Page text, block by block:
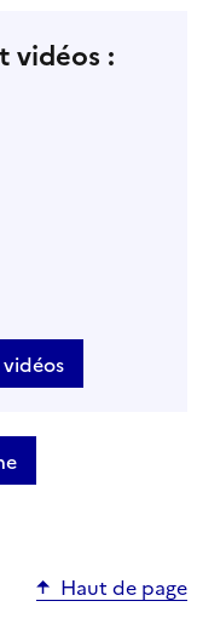
vidéos :
Haut de page